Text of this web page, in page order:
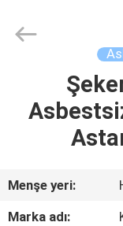
ÜRÜN:%
Menşe yeri:
Marka adı: